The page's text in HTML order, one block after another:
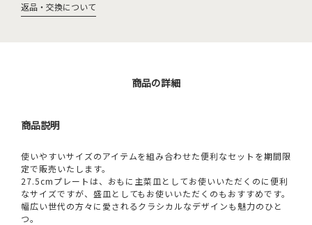
返品・交換について
商品の詳細
商品説明
使いやすいサイズのアイテムを組み合わせた便利なセットを期間限
定で販売いたします。
27.5cmプレートは、おもに主菜皿としてお使いいただくのに便利
なサイズですが、盛皿としてもお使いいただくのもおすすめです。
幅広い世代の方々に愛されるクラシカルなデザインも魅力のひと
つ。